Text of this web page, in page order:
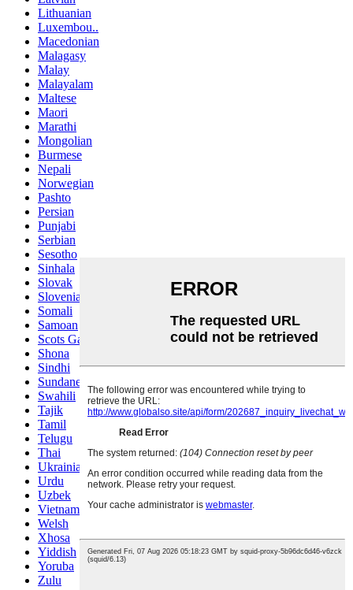
Lithuanian
Luxembou..
Macedonian
Malagasy
Malay
Malayalam
Maltese
Maori
Marathi
Mongolian
Burmese
Nepali
Norwegian
Pashto
Persian
Punjabi
Serbian
Sesotho
Sinhala
Slovak
Slovenian
Somali
Samoan
Scots Gaelic
Shona
Sindhi
Sundanese
Swahili
Tajik
Tamil
Telugu
Thai
Ukrainian
Urdu
Uzbek
Vietnamese
Welsh
Xhosa
Yiddish
Yoruba
Zulu